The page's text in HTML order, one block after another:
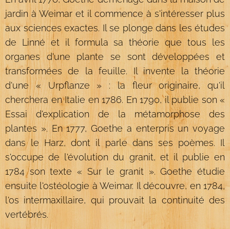
jardin à Weimar et il commence à s'intéresser plus
aux sciences exactes. Il se plonge dans les études
de Linné et il formula sa théorie que tous les
organes d'une plante se sont développées et
transformées de la feuille. Il invente la théorie
d'une « Urpflanze » : la fleur originaire, qu'il
cherchera en Italie en 1786. En 1790, il publie son «
Essai d'explication de la métamorphose des
plantes ». En 1777, Goethe a enterpris un voyage
dans le Harz, dont il parle dans ses poèmes. Il
s'occupe de l'évolution du granit, et il publie en
1784 son texte « Sur le granit ». Goethe étudie
ensuite l'ostéologie à Weimar. Il découvre, en 1784,
l'os intermaxillaire, qui prouvait la continuité des
vertébrés.